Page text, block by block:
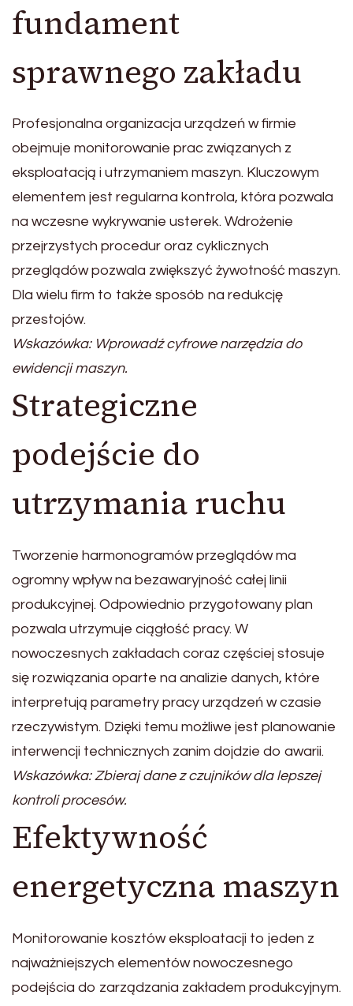
fundament
sprawnego zakładu
Profesjonalna organizacja urządzeń w firmie
obejmuje monitorowanie prac związanych z
eksploatacją i utrzymaniem maszyn. Kluczowym
elementem jest regularna kontrola, która pozwala
na wczesne wykrywanie usterek. Wdrożenie
przejrzystych procedur oraz cyklicznych
przeglądów pozwala zwiększyć żywotność maszyn.
Dla wielu firm to także sposób na redukcję
przestojów.
Wskazówka: Wprowadź cyfrowe narzędzia do
ewidencji maszyn.
Strategiczne
podejście do
utrzymania ruchu
Tworzenie harmonogramów przeglądów ma
ogromny wpływ na bezawaryjność całej linii
produkcyjnej. Odpowiednio przygotowany plan
pozwala utrzymuje ciągłość pracy. W
nowoczesnych zakładach coraz częściej stosuje
się rozwiązania oparte na analizie danych, które
interpretują parametry pracy urządzeń w czasie
rzeczywistym. Dzięki temu możliwe jest planowanie
interwencji technicznych zanim dojdzie do awarii.
Wskazówka: Zbieraj dane z czujników dla lepszej
kontroli procesów.
Efektywność
energetyczna maszyn
Monitorowanie kosztów eksploatacji to jeden z
najważniejszych elementów nowoczesnego
podejścia do zarządzania zakładem produkcyjnym.